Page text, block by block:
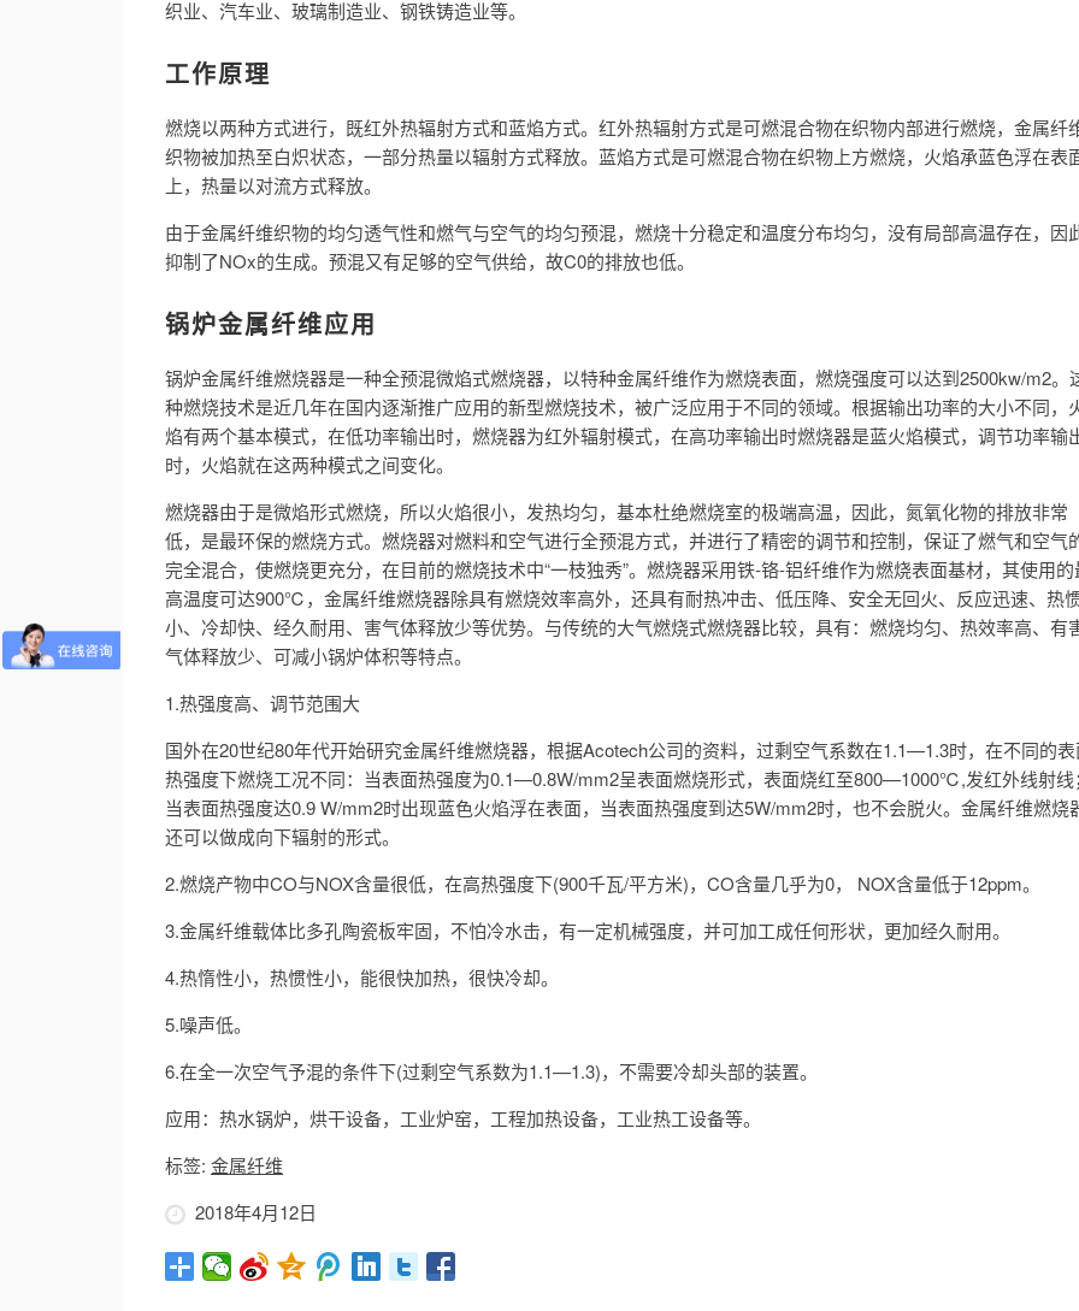
织业、汽车业、玻璃制造业、钢铁铸造业等。
工作原理
燃烧以两种方式进行，既红外热辐射方式和蓝焰方式。红外热辐射方式是可燃混合物在织物内部进行燃烧，金属纤
织物被加热至白炽状态，一部分热量以辐射方式释放。蓝焰方式是可燃混合物在织物上方燃烧，火焰承蓝色浮在表
上，热量以对流方式释放。
由于金属纤维织物的均匀透气性和燃气与空气的均匀预混，燃烧十分稳定和温度分布均匀，没有局部高温存在，因
抑制了NOx的生成。预混又有足够的空气供给，故C0的排放也低。
锅炉金属纤维应用
锅炉金属纤维燃烧器是一种全预混微焰式燃烧器，以特种金属纤维作为燃烧表面，燃烧强度可以达到2500kw/m2。
种燃烧技术是近几年在国内逐渐推广应用的新型燃烧技术，被广泛应用于不同的领域。根据输出功率的大小不同，
焰有两个基本模式，在低功率输出时，燃烧器为红外辐射模式，在高功率输出时燃烧器是蓝火焰模式，调节功率输
时，火焰就在这两种模式之间变化。
燃烧器由于是微焰形式燃烧，所以火焰很小，发热均匀，基本杜绝燃烧室的极端高温，因此，氮氧化物的排放非常
低，是最环保的燃烧方式。燃烧器对燃料和空气进行全预混方式，并进行了精密的调节和控制，保证了燃气和空气
完全混合，使燃烧更充分，在目前的燃烧技术中“一枝独秀”。燃烧器采用铁-铬-铝纤维作为燃烧表面基材，其使用的
高温度可达900℃，金属纤维燃烧器除具有燃烧效率高外，还具有耐热冲击、低压降、安全无回火、反应迅速、热
小、冷却快、经久耐用、害气体释放少等优势。与传统的大气燃烧式燃烧器比较，具有：燃烧均匀、热效率高、有
气体释放少、可减小锅炉体积等特点。
1.热强度高、调节范围大
国外在20世纪80年代开始研究金属纤维燃烧器，根据Acotech公司的资料，过剩空气系数在1.1—1.3时，在不同的
热强度下燃烧工况不同：当表面热强度为0.1—0.8W/mm2呈表面燃烧形式，表面烧红至800—1000℃,发红外线射线；
当表面热强度达0.9 W/mm2时出现蓝色火焰浮在表面，当表面热强度到达5W/mm2时，也不会脱火。金属纤维燃烧
还可以做成向下辐射的形式。
2.燃烧产物中CO与NOX含量很低，在高热强度下(900千瓦/平方米)，CO含量几乎为0， NOX含量低于12ppm。
3.金属纤维载体比多孔陶瓷板牢固，不怕冷水击，有一定机械强度，并可加工成任何形状，更加经久耐用。
4.热惰性小，热惯性小，能很快加热，很快冷却。
5.噪声低。
6.在全一次空气予混的条件下(过剩空气系数为1.1—1.3)，不需要冷却头部的装置。
应用：热水锅炉，烘干设备，工业炉窑，工程加热设备，工业热工设备等。
标签: 金属纤维
2018年4月12日